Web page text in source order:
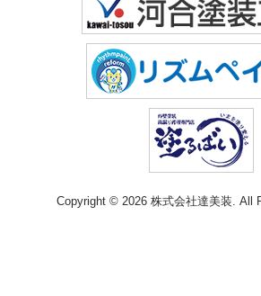
Copyright © 2026 株式会社達美装. All